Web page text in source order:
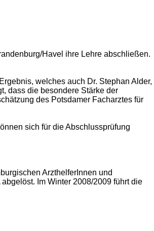
Havel ihre Lehre abschließen.
welches auch Dr. Stephan Alder,
dass die besondere Stärke der
des Potsdamer Facharztes für
sich für die Abschlussprüfung
ArzthelferInnen und
Im Winter 2008/2009 führt die